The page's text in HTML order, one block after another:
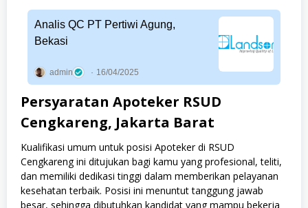
Analis QC PT Pertiwi Agung,
Bekasi
admin 16/04/2025
Persyaratan Apoteker RSUD
Cengkareng, Jakarta Barat
Kualifikasi umum untuk posisi Apoteker di RSUD
Cengkareng ini ditujukan bagi kamu yang profesional, teliti,
dan memiliki dedikasi tinggi dalam memberikan pelayanan
kesehatan terbaik. Posisi ini menuntut tanggung jawab
besar, sehingga dibutuhkan kandidat yang mampu bekerja